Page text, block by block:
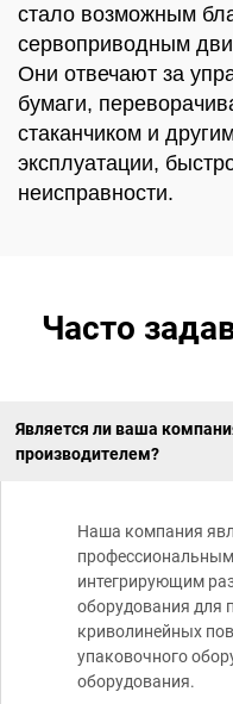
стало возможным
сервоприводным
Они отвечают за
бумаги,
стаканчиком и
эксплуатации,
неисправности.
Часто
Является ли ваша
производителем?
Наша компания
интегрирующим
оборудования для
криволинейных
упаковочного
оборудования.